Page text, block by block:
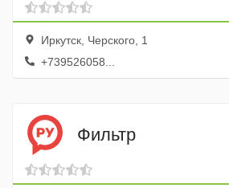
Иркутск, Черского, 1
+739526058...
Фильтр